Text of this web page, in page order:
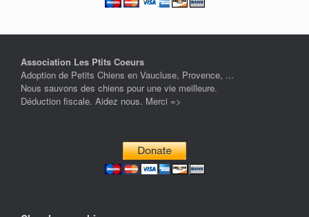
Association Les Ptits Coeurs
Adoption de Petits Chiens en Vaucluse, Provence, ...
Nous sauvons des chiens pour une vie meilleure.
Déduction fiscale. Aidez nous. Merci =>